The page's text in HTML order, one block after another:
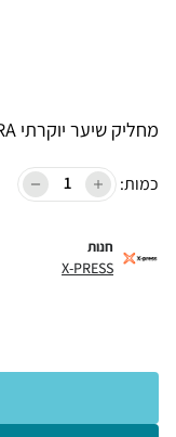
מחליק שיער יוקרתי CARRERA קאררה CRR534
כמות:
חנות
X-PRESS